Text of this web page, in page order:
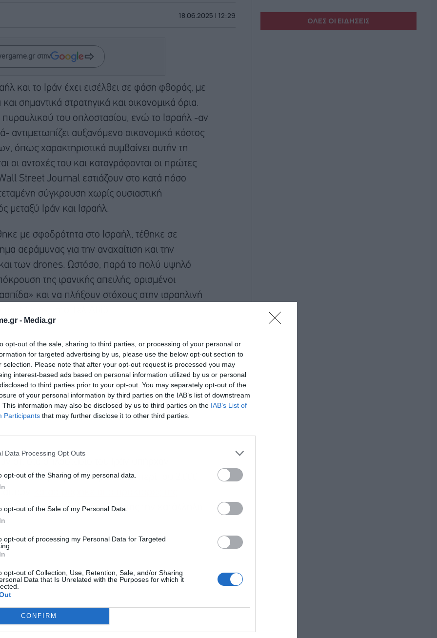
- Media.gr
opt-out of the sale, sharing to third parties, or processing of your personal or
for targeted advertising by us, please use the below opt-out section to
selection. Please note that after your opt-out request is processed you may
interest-based ads based on personal information utilized by us or personal
to third parties prior to your opt-out. You may separately opt-out of the
of your personal information by third parties on the IAB’s list of downstream
This information may also be disclosed by us to third parties on the IAB’s List of
Participants that may further disclose it to other third parties.
Data Processing Opt Outs
opt-out of the Sharing of my personal data.
opt-out of the Sale of my Personal Data.
opt-out of processing my Personal Data for Targeted
opt-out of Collection, Use, Retention, Sale, and/or Sharing
Data that Is Unrelated with the Purposes for which it
CONFIRM
18.06.2025 | 12:29
στην
και το Ιράν έχει εισέλθει σε φάση φθοράς, με
σημαντικά στρατηγικά και οικονομικά όρια.
πυραυλικού του οπλοστασίου, ενώ το Ισραήλ -αν
αντιμετωπίζει αυξανόμενο οικονομικό κόστος
όπως χαρακτηριστικά συμβαίνει αυτήν τη
οι αντοχές του και καταγράφονται οι πρώτες
Street Journal εστιάζουν στο κατά πόσο
σύγκρουση χωρίς ουσιαστική
μεταξύ Ιράν και Ισραήλ.
με σφοδρότητα στο Ισραήλ, τέθηκε σε
αεράμυνας για την αναχαίτιση και την
των drones. Ωστόσο, παρά το πολύ υψηλό
της ιρανικής απειλής, ορισμένοι
και να πλήξουν στόχους στην ισραηλινή
Μοσάντ
ότι στο οπλοστάσιο του Ιράν υπήρχαν
την περασμένη Παρασκευή περίπου 2.000
αυτών
έδαφος του Ιράν, περιμένοντας την κατάλληλη
ΟΛΕΣ ΟΙ ΕΙΔΗΣΕΙΣ
Εγγραφή στο
Αποδέχομαι τους